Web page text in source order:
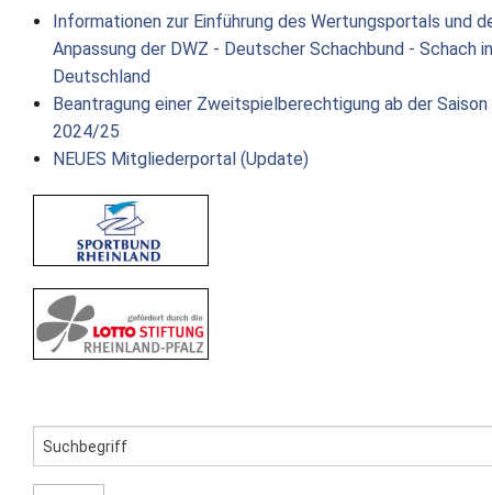
Informationen zur Einführung des Wertungsportals und
Anpassung der DWZ - Deutscher Schachbund - Schach in
Deutschland
Beantragung einer Zweitspielberechtigung ab der Saison
2024/25
NEUES Mitgliederportal (Update)